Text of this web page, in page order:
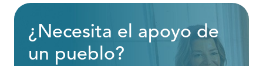
¿Necesita el apoyo de
un pueblo?